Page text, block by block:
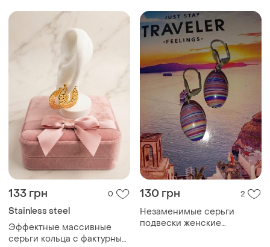
133 грн 0
Stainless steel
Эффектные массивные
серьги кольца с фактурным
130 грн 2
Незаменимые серьги
подвески женские